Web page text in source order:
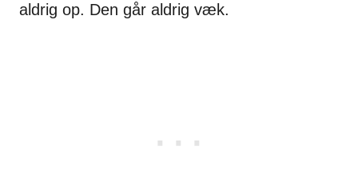
aldrig op. Den går aldrig væk.